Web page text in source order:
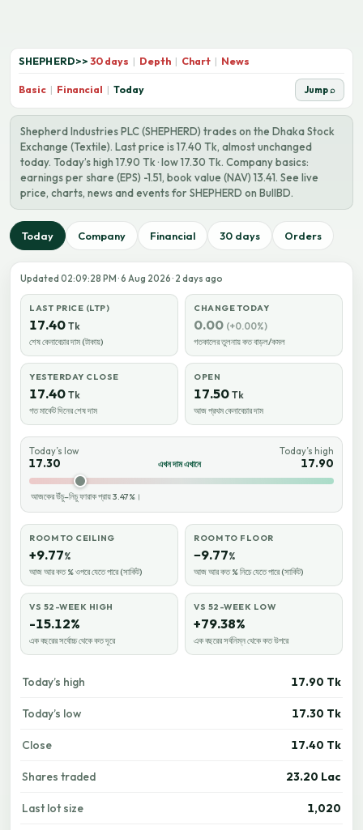
SHEPHERD>> 30 days | Depth | Chart | News
Basic | Financial | Today Jump ⌕
Shepherd Industries PLC (SHEPHERD) trades on the Dhaka Stock
Exchange (Textile). Last price is 17.40 Tk, almost unchanged
today. Today’s high 17.90 Tk · low 17.30 Tk. Company basics:
earnings per share (EPS) -1.51, book value (NAV) 13.41. See live
price, charts, news and events for SHEPHERD on BullBD.
Today Company Financial 30 days Orders
Updated 02:09:28 PM · 6 Aug 2026 · 2 days ago
LAST PRICE (LTP)
17.40 Tk
শেষ কেনাবেচার দাম (টাকায়)
CHANGE TODAY
0.00 (+0.00%)
গতকালের তুলনায় কত বাড়ল/কমল
YESTERDAY CLOSE
17.40 Tk
গত মার্কেট দিনের শেষ দাম
OPEN
17.50 Tk
আজ প্রথম কেনাবেচার দাম
Today’s low
17.30 এখন দাম এখানে
Today’s high
17.90
আজকের উঁচু–নিচু ফারাক প্রায় 3.47%।
ROOM TO CEILING
+9.77%
আজ আর কত % ওপরে যেতে পারে (সার্কিট)
ROOM TO FLOOR
−9.77%
আজ আর কত % নিচে যেতে পারে (সার্কিট)
VS 52-WEEK HIGH
-15.12%
এক বছরের সর্বোচ্চ থেকে কত দূরে
VS 52-WEEK LOW
+79.38%
এক বছরের সর্বনিম্ন থেকে কত উপরে
Today’s high 17.90 Tk
Today’s low 17.30 Tk
Close 17.40 Tk
Shares traded 23.20 Lac
Last lot size 1,020